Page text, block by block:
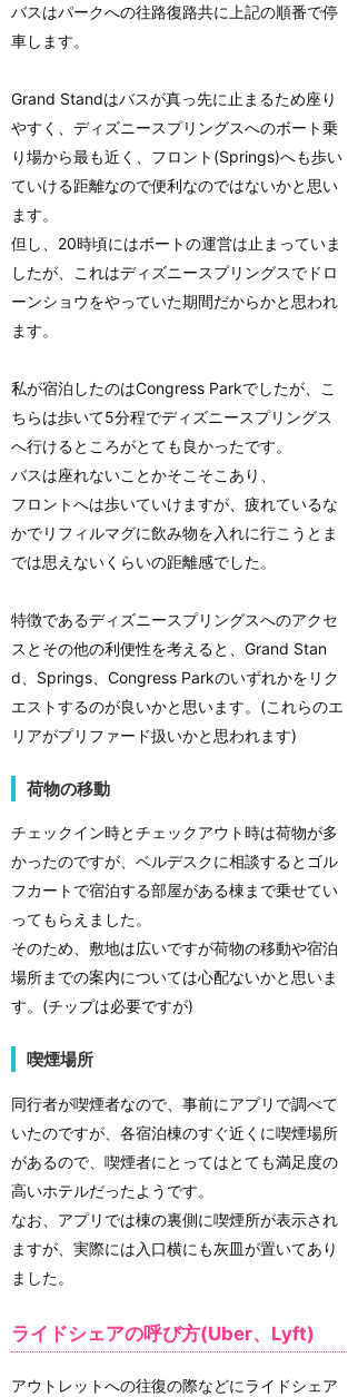
バスはパークへの往路復路共に上記の順番で停
車します。
Grand Standはバスが真っ先に止まるため座り
やすく、ディズニースプリングスへのボート乗
り場から最も近く、フロント(Springs)へも歩い
ていける距離なので便利なのではないかと思い
ます。
但し、20時頃にはボートの運営は止まっていま
したが、これはディズニースプリングスでドロ
ーンショウをやっていた期間だからかと思われ
ます。
私が宿泊したのはCongress Parkでしたが、こ
ちらは歩いて5分程でディズニースプリングス
へ行けるところがとても良かったです。
バスは座れないことかそこそこあり、
フロントへは歩いていけますが、疲れているな
かでリフィルマグに飲み物を入れに行こうとま
では思えないくらいの距離感でした。
特徴であるディズニースプリングスへのアクセ
スとその他の利便性を考えると、Grand Stan
d、Springs、Congress Parkのいずれかをリク
エストするのが良いかと思います。(これらのエ
リアがプリファード扱いかと思われます)
荷物の移動
チェックイン時とチェックアウト時は荷物が多
かったのですが、ベルデスクに相談するとゴル
フカートで宿泊する部屋がある棟まで乗せてい
ってもらえました。
そのため、敷地は広いですが荷物の移動や宿泊
場所までの案内については心配ないかと思いま
す。(チップは必要ですが)
喫煙場所
同行者が喫煙者なので、事前にアプリで調べて
いたのですが、各宿泊棟のすぐ近くに喫煙場所
があるので、喫煙者にとってはとても満足度の
高いホテルだったようです。
なお、アプリでは棟の裏側に喫煙所が表示され
ますが、実際には入口横にも灰皿が置いてあり
ました。
ライドシェアの呼び方(Uber、Lyft)
アウトレットへの往復の際などにライドシェア